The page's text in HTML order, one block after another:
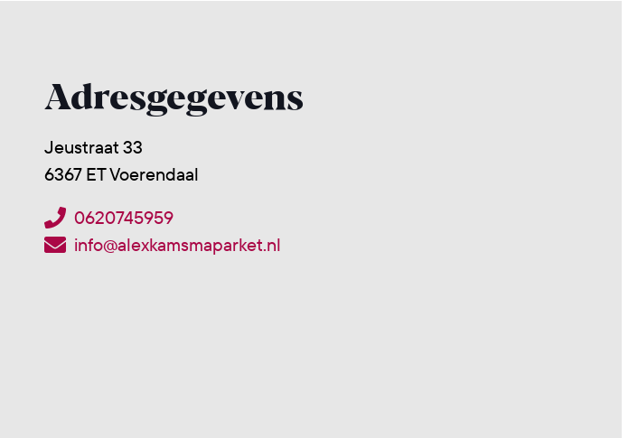
Adresgegevens
Jeustraat 33
6367 ET Voerendaal
0620745959
info@alexkamsmaparket.nl